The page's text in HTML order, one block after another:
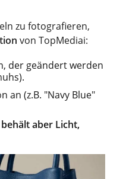
zu fotografieren,
von TopMediai:
der geändert werden
an (z.B. "Navy Blue"
behält aber Licht,